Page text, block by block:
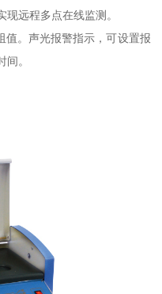
远程多点在线监测。
值。声光报警指示，可设置报
。